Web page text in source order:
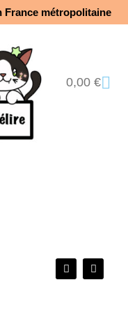
France métropolitaine​
0,00€